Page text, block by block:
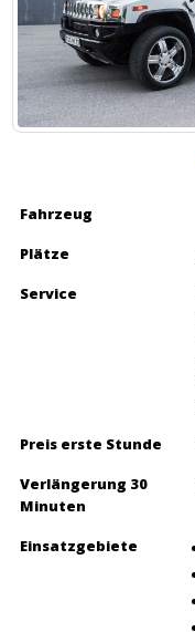
Fahrzeug
Plätze
Service
Preis erste Stunde
Verlängerung 30
Minuten
Einsatzgebiete